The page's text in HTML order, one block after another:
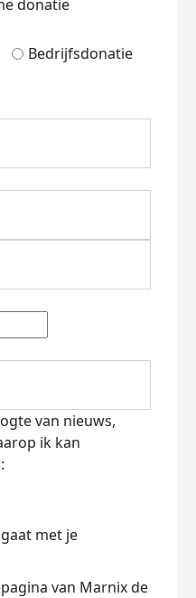
donatie
Bedrijfsdonatie
van nieuws,
ik kan
met je
van Marnix de